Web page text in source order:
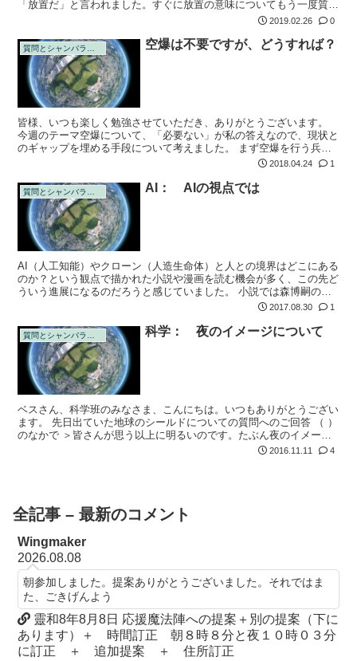
「放置だ」と言われました。すぐに放置の意味についてもう一度質問
したいと思いながら、勇気が出せずに今日まで来ました。 自分なり
2019.02.26 0
空爆は不要ですが、どうすれば？
皆様、いつも楽しく勉強させていただき、ありがとうございます。
今週のテーマ空爆について、「必要ない」が私の答えなので、現状と
のギャップを埋める手段について考えました。 まず空爆を行う兵士
について。軍隊の中で、大義名分で鼓舞されて空爆を行うので、この
2018.04.24 1
AI： AIの視点では
AI（人工知能）やクローン（人造生命体）と人との境界はどこにある
のか？という観点で描かれた小説や漫画を読む機会が多く、この先ど
ういう進展になるのだろうと感じていました。 小説では森博嗣の
W(ウォーカロン)シリーズが、ネット・人工知能・クローン等の発達
2017.08.30 1
科学： 夜のイメージについて
ベスさん、科学班のみなさま、こんにちは。いつもありがとうござい
ます。 先日出ていた地球のシールドについての質問へのご回答 （ ）
のなかで ＞皆さんが思う以上に明るいのです。たぶん夜のイメージ
が違ってしまう。それが人間の本来の精神性に変わってしまうきっか
2016.11.11 4
全記事 – 最新のコメント
Wingmaker
2026.08.08
朝参加しました。提案ありがとうございました。それではま
た、ごきげんよう
靈和8年8月8日 応援魔法陣への提案＋別の提案（下に
あります）＋ 時間訂正 朝８時８分と夜１０時０３分
に訂正 ＋ 追加提案 ＋ 住所訂正